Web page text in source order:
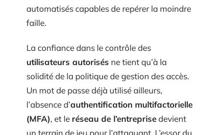
automatisés capables de repérer la moindre
faille.
La confiance dans le contrôle des
utilisateurs autorisés ne tient qu’à la
solidité de la politique de gestion des accès.
Un mot de passe déjà utilisé ailleurs,
l’absence d’authentification multifactorielle
(MFA), et le réseau de l’entreprisedevient
un terrain de jeu pour l’attaquant. L’essor du